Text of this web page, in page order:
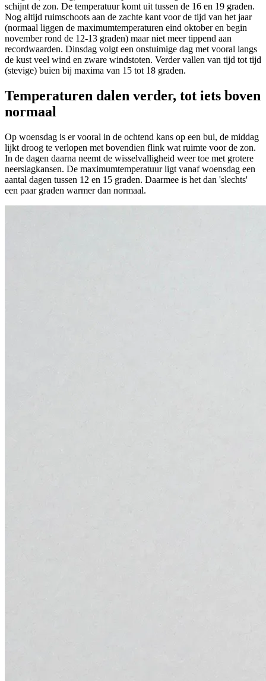
schijnt de zon. De temperatuur komt uit tussen de 16 en 19 graden.
Nog altijd ruimschoots aan de zachte kant voor de tijd van het jaar
(normaal liggen de maximumtemperaturen eind oktober en begin
november rond de 12-13 graden) maar niet meer tippend aan
recordwaarden. Dinsdag volgt een onstuimige dag met vooral langs
de kust veel wind en zware windstoten. Verder vallen van tijd tot tijd
(stevige) buien bij maxima van 15 tot 18 graden.
Temperaturen dalen verder, tot iets boven
normaal
Op woensdag is er vooral in de ochtend kans op een bui, de middag
lijkt droog te verlopen met bovendien flink wat ruimte voor de zon.
In de dagen daarna neemt de wisselvalligheid weer toe met grotere
neerslagkansen. De maximumtemperatuur ligt vanaf woensdag een
aantal dagen tussen 12 en 15 graden. Daarmee is het dan 'slechts'
een paar graden warmer dan normaal.